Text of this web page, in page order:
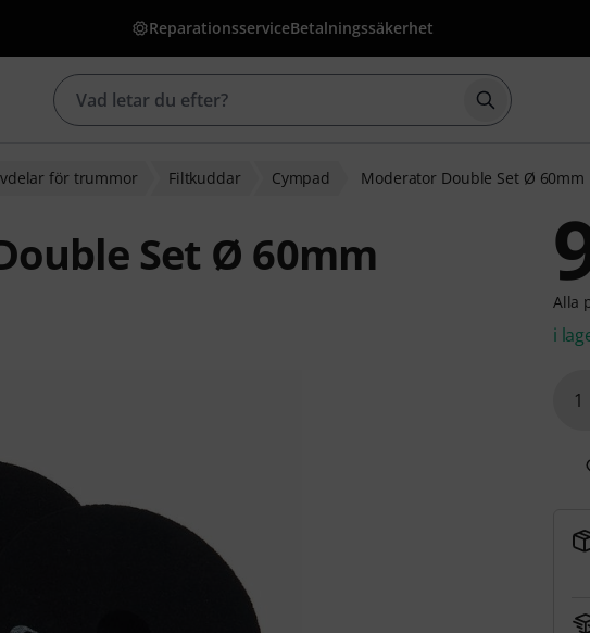
ReparationsserviceBetalningssäkerhet
Börja
för trummor Filtkuddar Cympad Moderator Double Set Ø 60mm
Set Ø 60mm
Alla
i
1